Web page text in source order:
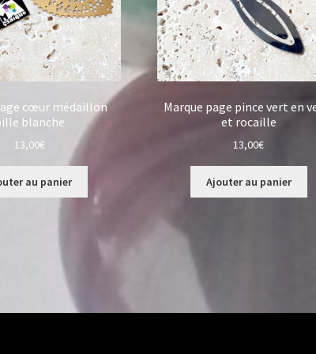
cœur médaillon
blanche
13,00€
au panier
Marque page pince vert en
et rocaille
13,00€
Ajouter au panier